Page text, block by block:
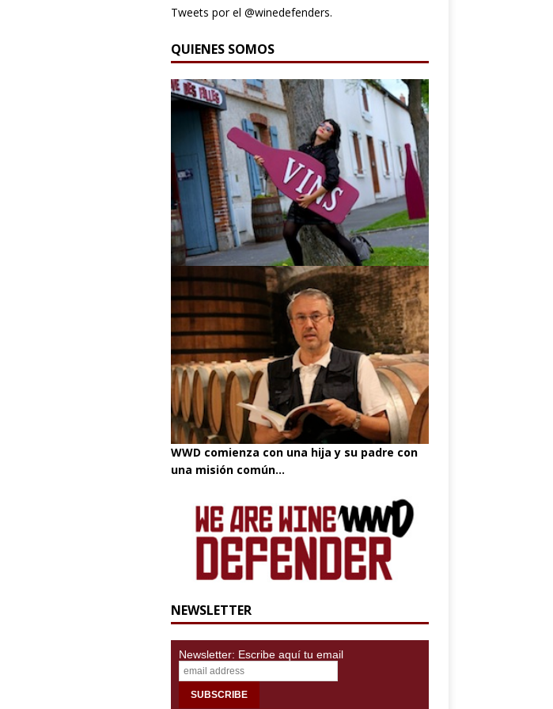
Tweets por el @winedefenders.
QUIENES SOMOS
WWD comienza con una hija y su padre con
una misión común...
NEWSLETTER
Newsletter: Escribe aquí tu email